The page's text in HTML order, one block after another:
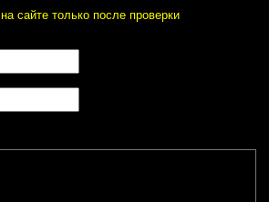
сайте только после проверки